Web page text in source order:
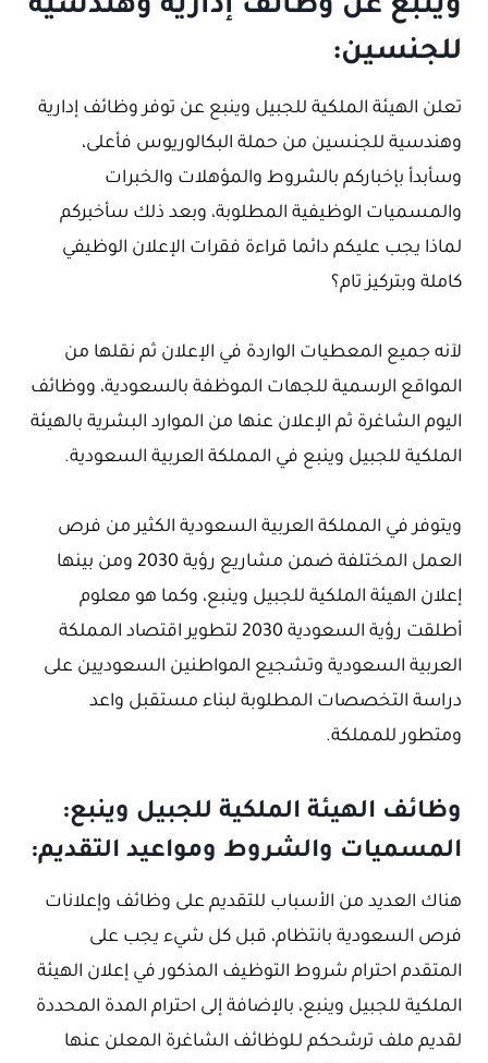
وينبع عن وظائف إدارية وهندسية
للجنسين:
تعلن الهيئة الملكية للجبيل وينبع عن توفر وظائف إدارية
وهندسية للجنسين من حملة البكالوريوس فأعلى،
وسأبدأ بإخباركم بالشروط والمؤهلات والخبرات
والمسميات الوظيفية المطلوبة، وبعد ذلك سأخبركم
لماذا يجب عليكم دائما قراءة فقرات الإعلان الوظيفي
كاملة وبتركيز تام؟
لآنه جميع المعطيات الواردة في الإعلان ثم نقلها من
المواقع الرسمية للجهات الموظفة بالسعودية، ووظائف
اليوم الشاغرة ثم الإعلان عنها من الموارد البشرية بالهيئة
الملكية للجبيل وينبع في المملكة العربية السعودية.
ويتوفر في المملكة العربية السعودية الكثير من فرص
العمل المختلفة ضمن مشاريع رؤية 2030 ومن بينها
إعلان الهيئة الملكية للجبيل وينبع، وكما هو معلوم
أطلقت رؤية السعودية 2030 لتطوير اقتصاد المملكة
العربية السعودية وتشجيع المواطنين السعوديين على
دراسة التخصصات المطلوبة لبناء مستقبل واعد
ومتطور للمملكة.
وظائف الهيئة الملكية للجبيل وينبع:
المسميات والشروط ومواعيد التقديم:
هناك العديد من الأسباب للتقديم على وظائف وإعلانات
فرص السعودية بانتظام، قبل كل شيء يجب على
المتقدم احترام شروط التوظيف المذكور في إعلان الهيئة
الملكية للجبيل وينبع، بالإضافة إلى احترام المدة المحددة
لقديم ملف ترشحكم لـلوظائف الشاغرة المعلن عنها